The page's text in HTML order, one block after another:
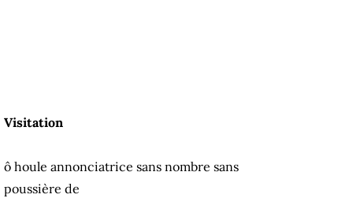
Visitation
ô houle annonciatrice sans nombre sans
poussière de